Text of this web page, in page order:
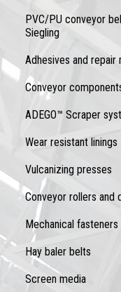
PVC/PU conveyor
Siegling
Adhesives and repair
Conveyor
ADEGO™ Scraper
Wear resistant linings
Vulcanizing presses
Conveyor rollers and
Mechanical fasteners
Hay baler belts
Screen media